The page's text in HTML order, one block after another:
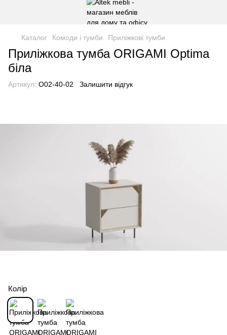
Каталог Комоди і тумби Приліжкові тумби
Приліжкова тумба ORIGAMI Optima
біла
Артикул: О02-40-02 Залишити відгук
Колір